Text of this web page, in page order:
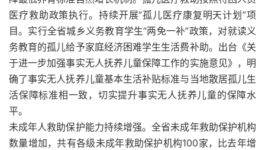
医疗救助政策执行。持续开展“孤儿医疗康复明天计划”项
目。实行全省城乡义务教育学生“两免一补”政策，对就读义
务教育的孤儿给予家庭经济困难学生生活费补助。出台《关
于进一步加强事实无人抚养儿童保障工作的实施意见》，明
确了事实无人抚养儿童基本生活补贴标准与当地散居孤儿生
活保障标准相一致，切实提升事实无人抚养儿童的保障水
平。
未成年人救助保护能力持续增强。全省未成年救助保护机构
数量增加，共有各级未成年救助保护机构100家，比去年增